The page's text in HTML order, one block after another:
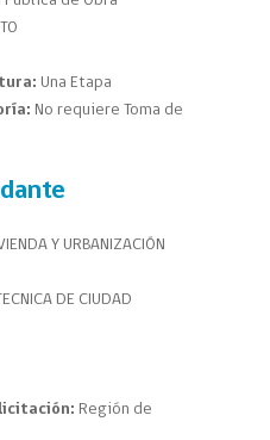
Una Etapa
No requiere Toma de
Y URBANIZACIÓN
DE CIUDAD
licitación: Región de